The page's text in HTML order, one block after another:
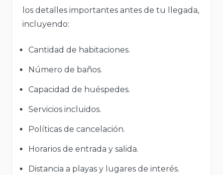
los detalles importantes antes de tu llegada,
incluyendo:
Cantidad de habitaciones.
Número de baños.
Capacidad de huéspedes.
Servicios incluidos.
Políticas de cancelación.
Horarios de entrada y salida.
Distancia a playas y lugares de interés.